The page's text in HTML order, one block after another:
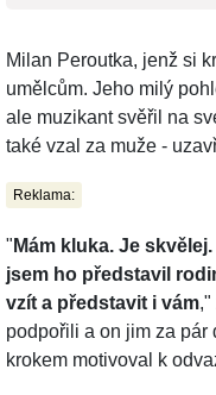
Milan Peroutka, jenž si
umělcům. Jeho milý
ale muzikant svěřil na
také vzal za muže -
Reklama:
" Mám kluka. Je
jsem ho představil
vzít a představit i vám,"
podpořili a on jim za pár
krokem motivoval k